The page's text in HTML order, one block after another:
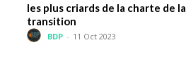
les plus criards de la charte de la
transition
BDP - 11 Oct 2023